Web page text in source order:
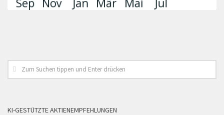
KI-GESTÜTZTE AKTIENEMPFEHLUNGEN